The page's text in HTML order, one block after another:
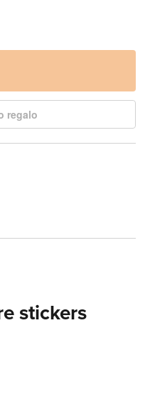
regalo
stickers